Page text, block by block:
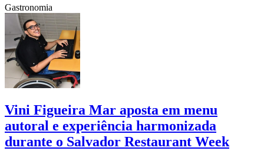
Gastronomia
Vini Figueira Mar aposta em menu
autoral e experiência harmonizada
durante o Salvador Restaurant Week